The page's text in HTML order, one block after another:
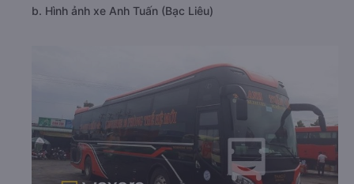
b. Hình ảnh xe Anh Tuấn (Bạc Liêu)